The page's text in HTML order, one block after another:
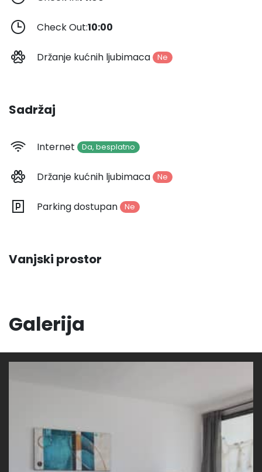
Check Out:10:00
Držanje kućnih ljubimaca Ne
Sadržaj
Internet Da, besplatno
Držanje kućnih ljubimaca Ne
Parking dostupan Ne
Vanjski prostor
Galerija